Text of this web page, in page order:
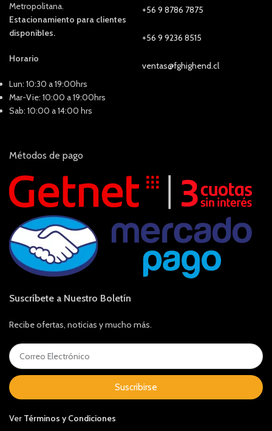
Metropolitana.
Estacionamiento para clientes
disponibles.
Horario
Lun: 10:30 a 19:00hrs
Mar-Vie: 10:00 a 19:00hrs
Sab: 10:00 a 14:00 hrs
+56 9 8786 7875
+56 9 9236 8515
ventas@fghighend.cl
Métodos de pago
Suscríbete a Nuestro Boletín
Recibe ofertas, noticias y mucho más.
Suscribirse
Ver Términos y Condiciones